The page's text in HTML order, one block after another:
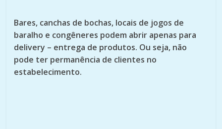
Bares, canchas de bochas, locais de jogos de
baralho e congêneres podem abrir apenas para
delivery – entrega de produtos. Ou seja, não
pode ter permanência de clientes no
estabelecimento.